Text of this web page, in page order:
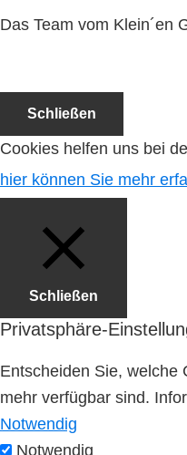
Das Team vom Klein´en
Schließen
Cookies helfen uns bei
hier können Sie mehr
Schließen
Privatsphäre-
Entscheiden Sie, welche
mehr verfügbar sind.
Notwendig
Notwendig